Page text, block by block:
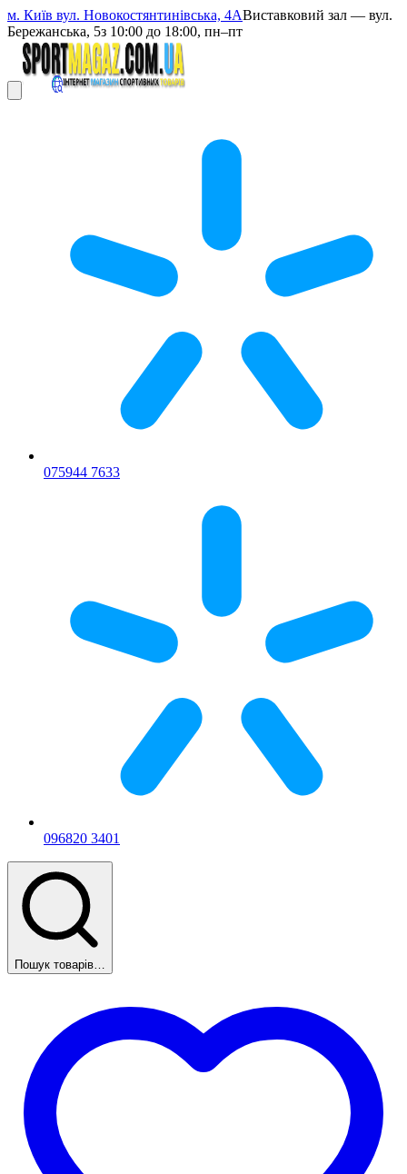
м. Київ вул. Новокостянтинівська, 4АВиставковий зал — вул.
Бережанська, 5з 10:00 до 18:00, пн–пт
075944 7633
096820 3401
Пошук товарів…